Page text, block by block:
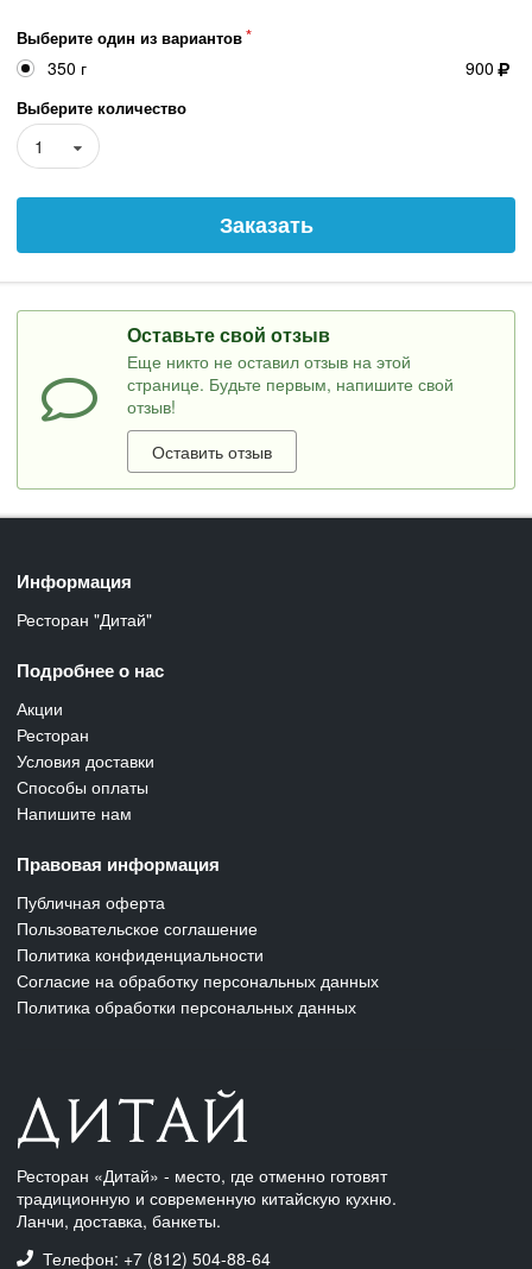
Выберите один из вариантов
350 г 900
Выберите количество
1
Заказать
Оставьте свой отзыв
Еще никто не оставил отзыв на этой
странице. Будьте первым, напишите свой
отзыв!
Оставить отзыв
Информация
Ресторан "Дитай"
Подробнее о нас
Акции
Ресторан
Условия доставки
Способы оплаты
Напишите нам
Правовая информация
Публичная оферта
Пользовательское соглашение
Политика конфиденциальности
Согласие на обработку персональных данных
Политика обработки персональных данных
Ресторан «Дитай» - место, где отменно готовят
традиционную и современную китайскую кухню.
Ланчи, доставка, банкеты.
Телефон: +7 (812) 504-88-64